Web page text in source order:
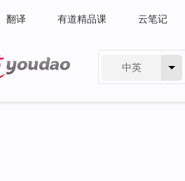
翻译 有道精品课 云笔记
中英